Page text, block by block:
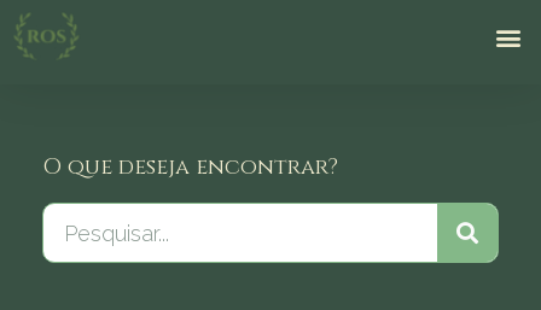
O que deseja encontrar?